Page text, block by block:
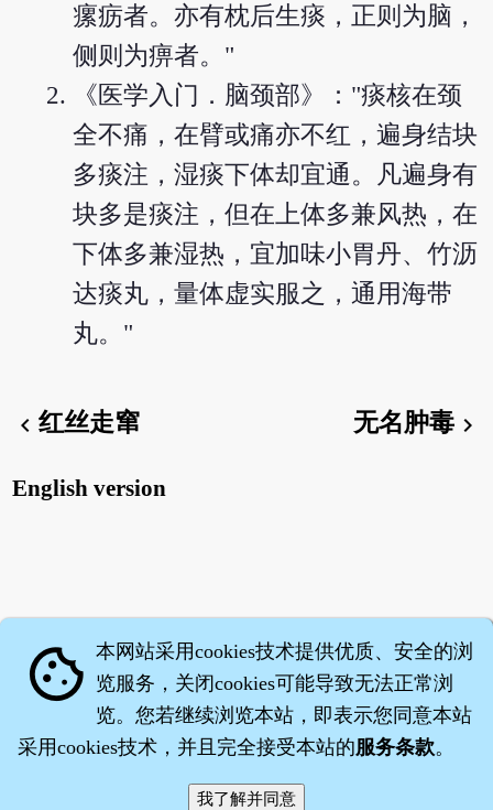
瘰疬者。亦有枕后生痰，正则为脑，
侧则为痹者。"
《医学入门．脑颈部》："痰核在颈
全不痛，在臂或痛亦不红，遍身结块
多痰注，湿痰下体却宜通。凡遍身有
块多是痰注，但在上体多兼风热，在
下体多兼湿热，宜加味小胃丹、竹沥
达痰丸，量体虚实服之，通用海带
丸。"
chevron_left红丝走窜 无名肿毒chevron_right
English version
·沈药子©2008～2026
cookie 本网站采用cookies技术提供优质、安全的浏
览服务，关闭cookies可能导致无法正常浏
览。您若继续浏览本站，即表示您同意本站
采用cookies技术，并且完全接受本站的服务条款。